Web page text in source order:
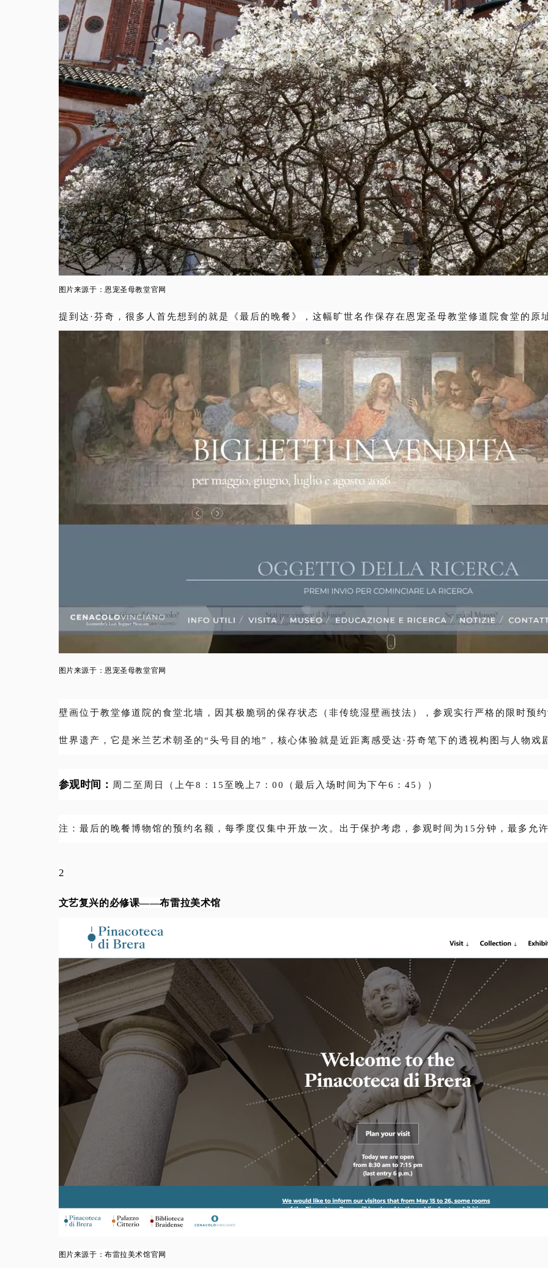
图片来源于 ：恩宠圣母教堂官网
提到达·芬奇，很多人首先想到的就是《最后的晚餐》，这幅旷世名作保存在恩宠圣母教堂修道院食堂的原
图片来源于 ：恩宠圣母教堂官网
壁画位于教堂修道院的食堂北墙，因其极脆弱的保存状态（非传统湿壁画技法），参观实行严格的 限时预
世界遗产，它是米兰艺术朝圣的“头号目的地”，核心体验就是近距离感受达·芬奇笔下的透视构图与人物戏
参观时间： 周二至周日（上午8：15至晚上7：00（最后入场时间为下午6：45））
注：最后的晚餐博物馆的预约名额，每季度仅集中开放一次。出于保护考虑，参观时间为15分钟，最多允
2
文艺复兴的必修课——布雷拉美术馆
图片来源于 ：布雷拉美术馆官网